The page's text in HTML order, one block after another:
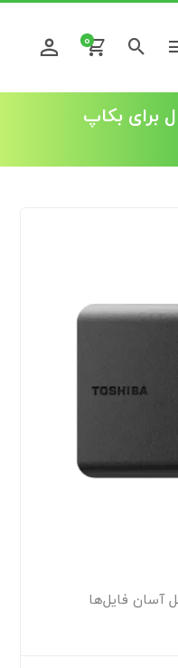
0
برای بکاپ
آسان فایل‌ها